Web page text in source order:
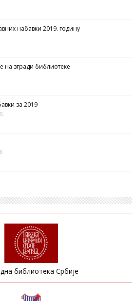
набавки 2019. годину
на згради библиотеке
за 2019
библиотека Србије